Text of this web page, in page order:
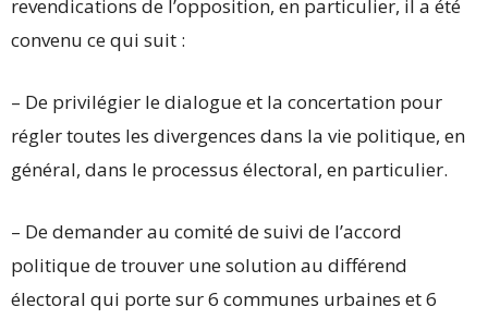
revendications de l’opposition, en particulier, il a été
convenu ce qui suit :
– De privilégier le dialogue et la concertation pour
régler toutes les divergences dans la vie politique, en
général, dans le processus électoral, en particulier.
– De demander au comité de suivi de l’accord
politique de trouver une solution au différend
électoral qui porte sur 6 communes urbaines et 6